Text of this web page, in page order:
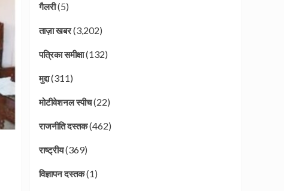
गैलरी(5)
ताज़ा खबर(3,202)
पत्रिका समीक्षा(132)
मुद्दा(311)
मोटीवेशनल स्पीच(22)
राजनीति दस्तक(462)
राष्ट्रीय(369)
विज्ञापन दस्तक(1)